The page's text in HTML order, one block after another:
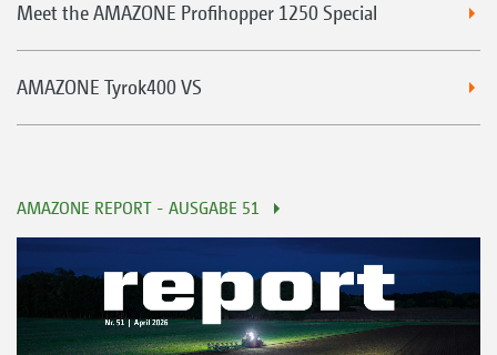
Meet the AMAZONE Profihopper 1250 Special
AMAZONE Tyrok400 VS
AMAZONE REPORT - AUSGABE 51